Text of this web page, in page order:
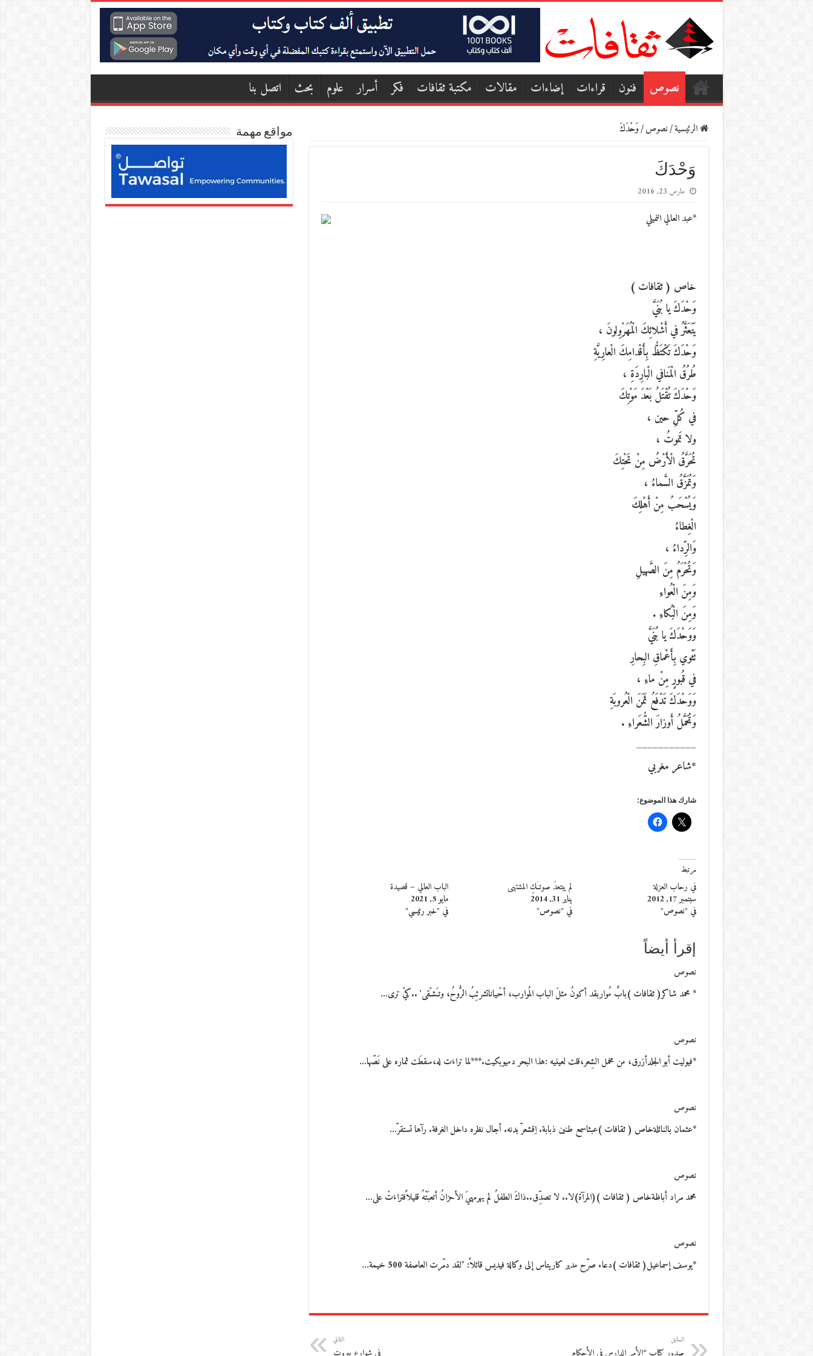
نصوص فنون قراءات إضاءات مقالات مكتبة ثقافات فكر أسرار علوم بحث اتصل بنا
الرئيسية/نصوص/وَحْدَكَ
وَحْدَكَ
مارس 23, 2016
*عبد العالي النميلي
خاص ( ثقافات )
وَحْدَكَ يا بُنَيَّ
يَتَعَثَّرُ في أَشْلائِكَ الْمُهَرْوِلونَ ،
وَحْدَكَ تَكْتَظُّ بِأَقْدامِكَ الْعارِيَّةِ
طُرُقُ الْمَنافي الْبارِدَةِ ،
وَحْدَكَ تُقْتَلُ بَعْدَ مَوْتِكَ
في كُلِّ حين ،
ولا تَموتُ ،
تُحَرَّقُ الْأَرْضُ مِنْ تَحْتِكَ
وَتُمَزَّقُ السَّماءُ ،
وَيُسْحَبُ مِنْ أَهْلِكَ
الْغِطاءُ
وَالرِّداءُ ،
وَتُحْرَمُ مِنَ الصَّهيلِ
وَمِنَ الْعُواءِ
وَمِنَ الْبُكاءِ .
وَوَحْدَكَ يا بُنَيَّ
تَثْوي بِأَعْماقِ البِحارِ
في قُبورٍ مِنْ ماءِ ،
وَوَحْدَكَ تَدْفَعُ ثَمَنَ الْعُروبَةِ
وَتُحَمَّلُ أَوزارَ الشُّعَراءِ .
___________
*شاعر مغربي
شارك هذا الموضوع:
مرتبط
في رحاب العزلة
سبتمبر 17, 2012
في "نصوص"
لم يبتعدْ صوتـُـكِ المشتهى
يناير 31, 2014
في "نصوص"
الباب العالي – قصيدة
مايو 5, 2021
في "خبر رئيسي"
إقرأ أيضاً
نصوص
* محمد شاكر( ثقافات )بابٌ مُواربقد أكونُ مثلَ الباب المُوارب، أحْياناتشرئِبُ الرُّوحُ، وتـَشـْقى' ..كيْ ترى…
نصوص
*فيوليت أبو الجلدأزرق، من مخمل الشِعر،قلت لعينيه :هذا البحر دميوبكيت.***لما تراءَت له،سقطَت ثماره على نَصّها…
نصوص
*عثمان بالنائلةخاص ( ثقافات )عبثاسمع طنين ذبابة. اِقشعرّ بدنه. أجال نظره داخل الغرفة. رآها تستقرّ…
نصوص
محمد مراد أباظةخاص ( ثقافات )(المرآة)لا.. لا تصدِّق..ذاكَ الطفلُ لم يهرمهيَ الأحزانُ أتعبَتْهُ قليلاًفتراءَتْ على…
نصوص
*يوسف إسماعيل( ثقافات )دعاء صرّح مدير كاريتاس إلى وكالة فيديس قائلاً: "لقد دمّرت العاصفة 500 خيمة…
السابق التالي
مواقع مهمة